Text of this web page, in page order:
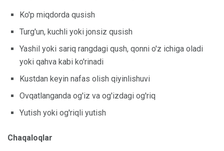
Ko'p miqdorda qusish
Turg'un, kuchli yoki jonsiz qusish
Yashil yoki sariq rangdagi qush, qonni o'z ichiga oladi
yoki qahva kabi ko'rinadi
Kustdan keyin nafas olish qiyinlishuvi
Ovqatlanganda og'iz va og'izdagi og'riq
Yutish yoki og'riqli yutish
Chaqaloqlar